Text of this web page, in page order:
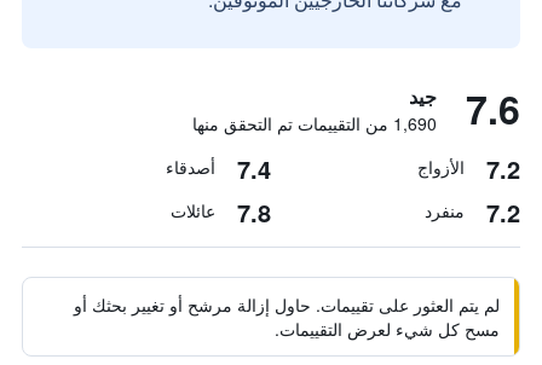
7.6 جيد
1,690 من التقييمات تم التحقق منها
7.2 الأزواج 7.4 أصدقاء
7.2 منفرد 7.8 عائلات
لم يتم العثور على تقييمات. حاول إزالة مرشح أو تغيير بحثك أو
مسح كل شيء لعرض التقييمات.